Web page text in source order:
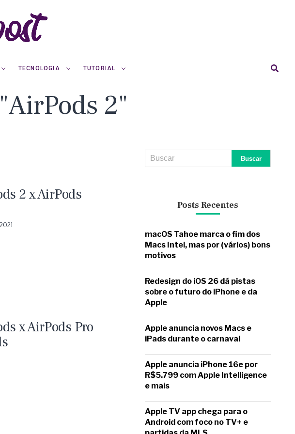
TECNOLOGIA TUTORIAL
2"
2 x AirPods
x AirPods Pro
Posts Recentes
macOS Tahoe marca o fim dos
Macs Intel, mas por (vários) bons
motivos
Redesign do iOS 26 dá pistas
sobre o futuro do iPhone e da
Apple
Apple anuncia novos Macs e
iPads durante o carnaval
Apple anuncia iPhone 16e por
R$5.799 com Apple Intelligence
e mais
Apple TV app chega para o
Android com foco no TV+ e